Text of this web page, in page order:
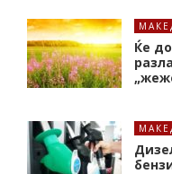
Ќе